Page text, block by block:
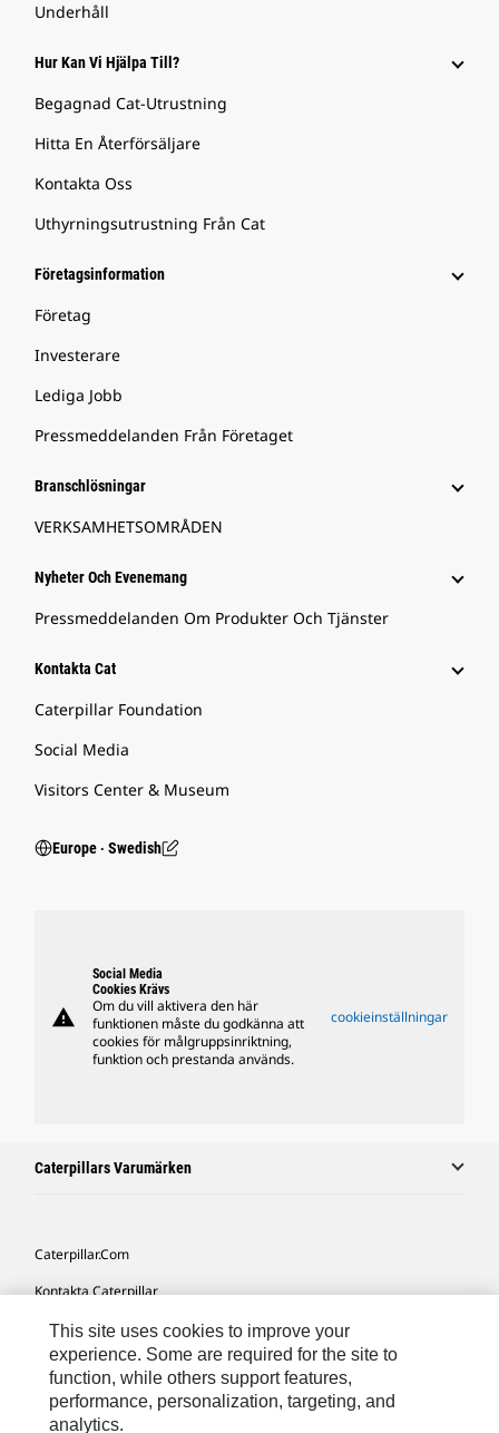
Underhåll
Hur Kan Vi Hjälpa Till?
Begagnad Cat-Utrustning
Hitta En Återförsäljare
Kontakta Oss
Uthyrningsutrustning Från Cat
Företagsinformation
Företag
Investerare
Lediga Jobb
Pressmeddelanden Från Företaget
Branschlösningar
VERKSAMHETSOMRÅDEN
Nyheter Och Evenemang
Pressmeddelanden Om Produkter Och Tjänster
Kontakta Cat
Caterpillar Foundation
Social Media
Visitors Center & Museum
Europe ‧ Swedish
warning
Social Media
Cookies Krävs
Om du vill aktivera den här
funktionen måste du godkänna att
cookies för målgruppsinriktning,
funktion och prestanda används.
cookieinställningar
Caterpillars Varumärken
Caterpillar.com
Kontakta Caterpillar
Mina Marknadsföringspreferenser
Platskarta
Cookie Settings
This site uses cookies to improve your
experience. Some are required for the site to
function, while others support features,
performance, personalization, targeting, and
analytics.